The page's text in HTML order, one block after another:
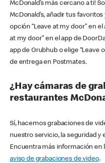
McDonald’s más cercano a ti!
McDonald’s, añadir tus
opción “Leave at my door” en el
at my door” en el app de
app de Grubhub o elige “Leave
de entrega en Postmates.
¿Hay cámaras de
restaurantes
Sí, hacemos grabaciones de
nuestro servicio, la seguridad y
Encuentra más información en
aviso de grabaciones de video.